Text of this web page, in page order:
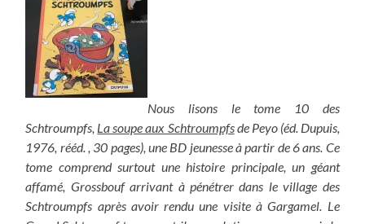
Nous lisons le tome 10 des
Schtroumpfs, La soupe aux Schtroumpfsde Peyo (éd. Dupuis,
1976, rééd. , 30 pages), une BD jeunesse à partir de 6 ans. Ce
tome comprend surtout une histoire principale, un géant
affamé, Grossbouf arrivant à pénétrer dans le village des
Schtroumpfs après avoir rendu une visite à Gargamel. Le